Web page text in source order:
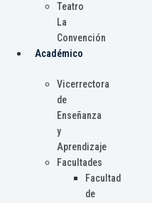
Teatro
La
Convención
Académico
Vicerrectora
de
Enseñanza
y
Aprendizaje
Facultades
Facultad
de